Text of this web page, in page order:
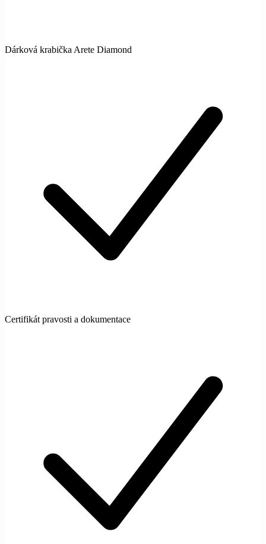
Dárková krabička Arete Diamond
Certifikát pravosti a dokumentace